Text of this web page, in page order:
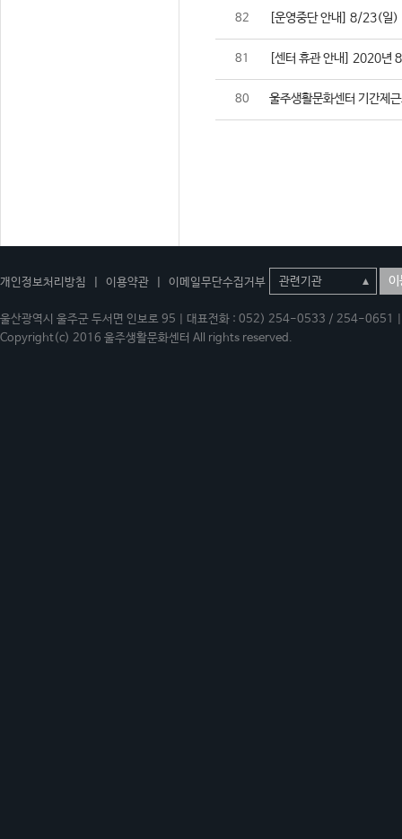
82 [운영중단 안내] 8/23(일)
81 [센터 휴관 안내] 2020년
80 울주생활문화센터 기간제
개인정보처리방침 이용약관 이메일무단수집거부 이
울산광역시 울주군 두서면 인보로 95 | 대표전화 : 052) 254-0533 / 254-
Copyright(c) 2016 울주생활문화센터 All rights reserved.